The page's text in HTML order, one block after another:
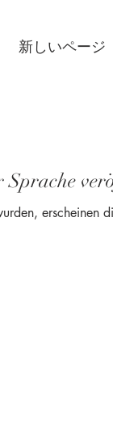
Sprache
erscheinen
新しいページ